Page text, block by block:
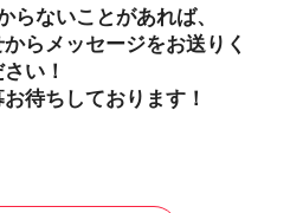
らないことがあれば、
らメッセージをお送りく
い！
待ちしております！